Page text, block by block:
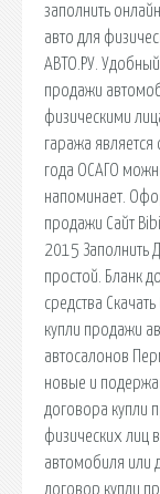
заполнить
авто для
АВТО.РУ.
продажи
физическими
гаража
года ОСАГО
напоминает.
продажи Сайт
2015 Заполнить
простой. Бланк
средства
купли продажи
автосалонов
новые и
договора купли
физических лиц
автомобиля или
договор купли